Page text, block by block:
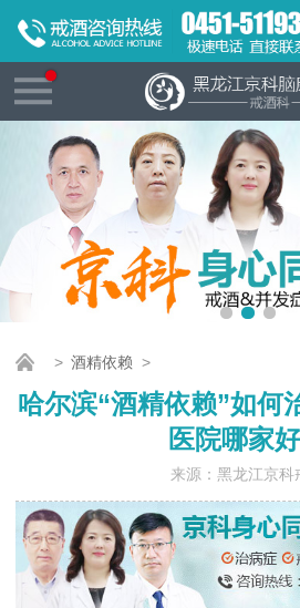
> 酒精依赖 >
哈尔滨“酒精依赖”如何
医院哪家
来源：黑龙江京科